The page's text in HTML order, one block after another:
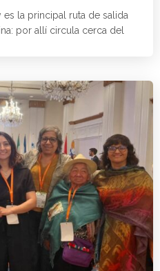
es la principal ruta de salida
por allí circula cerca del